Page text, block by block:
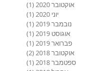
אוקטובר 2020
(1)
יוני 2020
(1)
נובמבר 2019
(1)
אוגוסט 2019
(1)
פברואר 2019
(1)
אוקטובר 2018
(2)
ספטמבר 2018
(1)